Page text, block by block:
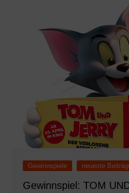
Gewinnspiele neueste
Gewinnspiel: TOM